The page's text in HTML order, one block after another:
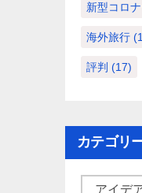
新型コロ
海外旅行
評判 (17)
カテゴリ